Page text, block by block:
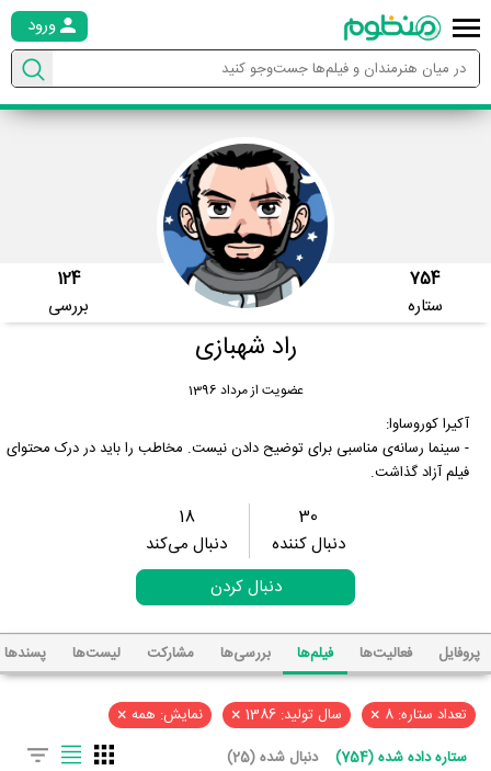
ورود
754
ستاره
124
بررسی
راد شهبازی
عضویت از مرداد 1396
آکیرا کوروساوا:
- سینما رسانه‌ی مناسبی برای توضیح دادن نیست. مخاطب را باید در درک محتوای
فیلم آزاد گذاشت.
30
دنبال کننده
18
دنبال می‌کند
دنبال کردن
پروفایل فعالیت‌ها فیلم‌ها بررسی‌ها مشارکت لیست‌ها پسند‌ها
تعداد ستاره: 8 × سال تولید: 1386 × نمایش: همه ×
ستاره داده شده (754) دنبال شده (25)